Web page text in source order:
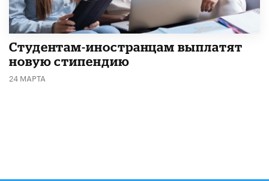
Студентам-иностранцам выплатят
новую стипендию
24 МАРТА